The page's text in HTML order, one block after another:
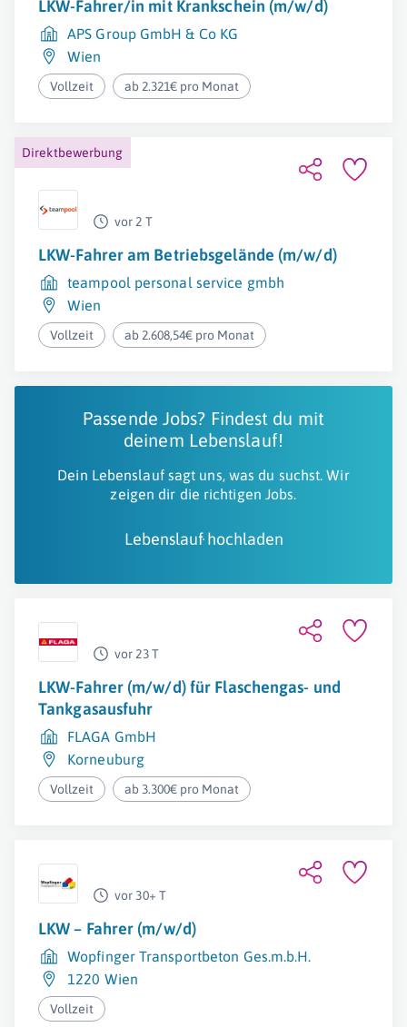
LKW-Fahrer/in mit Krankschein (m/w/d)
APS Group GmbH & Co KG
Wien
Vollzeit ab 2.321€ pro Monat
Direktbewerbung
vor 2 T
LKW-Fahrer am Betriebsgelände (m/w/d)
teampool personal service gmbh
Wien
Vollzeit ab 2.608,54€ pro Monat
Passende Jobs? Findest du mit
deinem Lebenslauf!
Dein Lebenslauf sagt uns, was du suchst. Wir
zeigen dir die richtigen Jobs.
Lebenslauf hochladen
vor 23 T
LKW-Fahrer (m/w/d) für Flaschengas- und
Tankgasausfuhr
FLAGA GmbH
Korneuburg
Vollzeit ab 3.300€ pro Monat
vor 30+ T
LKW – Fahrer (m/w/d)
Wopfinger Transportbeton Ges.m.b.H.
1220 Wien
Vollzeit